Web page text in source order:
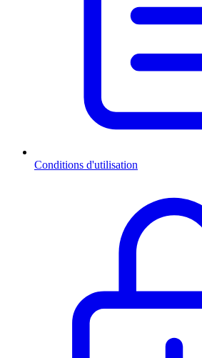
Conditions d'utilisation